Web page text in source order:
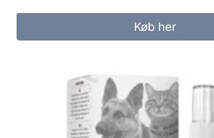
Køb her